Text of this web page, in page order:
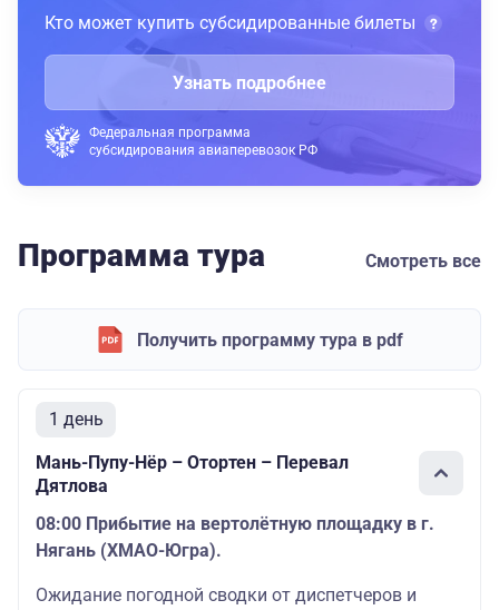
Кто может купить субсидированные билеты
Узнать подробнее
Федеральная программа
субсидирования авиаперевозок РФ
Программа тура Смотреть все
Получить программу тура в pdf
1 день
Мань-Пупу-Нёр – Отортен – Перевал
Дятлова
08:00 Прибытие на вертолётную площадку в г.
Нягань (ХМАО-Югра).
Ожидание погодной сводки от диспетчеров и